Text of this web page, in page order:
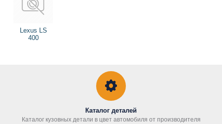
Lexus LS
400
Каталог деталей
Каталог кузовных детали в цвет автомобиля от производителя